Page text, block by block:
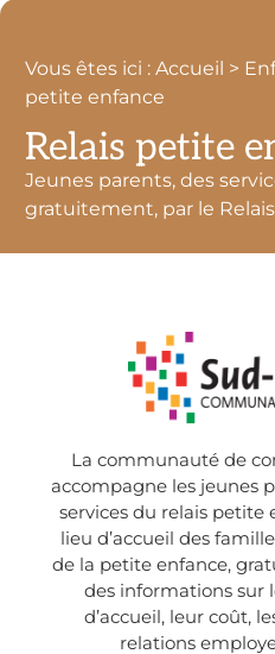
INSCRIPTIONS
Vous êtes ici : Accueil >
petite enfance
Relais petite
Jeunes parents, des
gratuitement, par le
La communauté de
accompagne les jeunes
services du relais petite
lieu d’accueil des
de la petite enfance,
des informations sur
d’accueil, leur coût,
relations